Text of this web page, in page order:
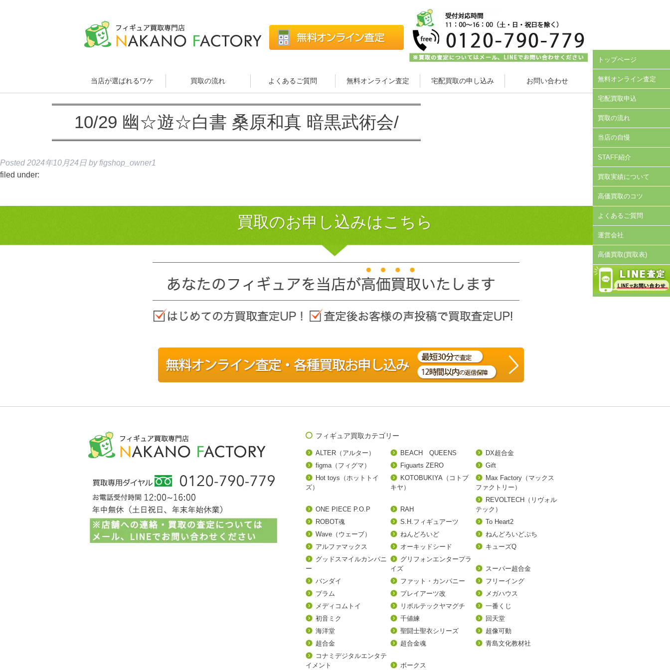
当店が選ばれるワケ 買取の流れ よくあるご質問 無料オンライン査定 宅配買取の申し込み お問い合わせ
10/29 幽☆遊☆白書 桑原和真 暗黒武術会/
Posted 2024年10月24日 by figshop_owner1
filed under:
トップページ
無料オンライン査定
宅配買取申込
買取の流れ
当店の自慢
STAFF紹介
買取実績について
高価買取のコツ
よくあるご質問
運営会社
高価買取(買取表)
買取のお申し込みはこちら
フィギュア買取カテゴリー
ALTER（アルター） BEACH QUEENS
DX超合金
figma（フィグマ）
Figuarts ZERO
Gift
Hot toys（ホットトイ
ズ）
KOTOBUKIYA（コトブ
キヤ）
Max Factory（マックス
ファクトリー）
ONE PIECE P.O.P RAH
REVOLTECH（リヴォル
テック）
ROBOT魂
S.H.フィギュアーツ
To Heart2
Wave（ウェーブ）
ねんどろいど
ねんどろいどぷち
アルファマックス
オーキッドシード
キューズQ
グッドスマイルカンパニ
ー
グリフォンエンタープラ
イズ
スーパー超合金
バンダイ
ファット・カンパニー
フリーイング
プラム
プレイアーツ改
メガハウス
メディコムトイ
リボルテックヤマグチ
一番くじ
初音ミク
千値練
回天堂
海洋堂
聖闘士聖衣シリーズ
超像可動
超合金
超合金魂
青島文化教材社
コナミデジタルエンタテ
イメント
ボークス